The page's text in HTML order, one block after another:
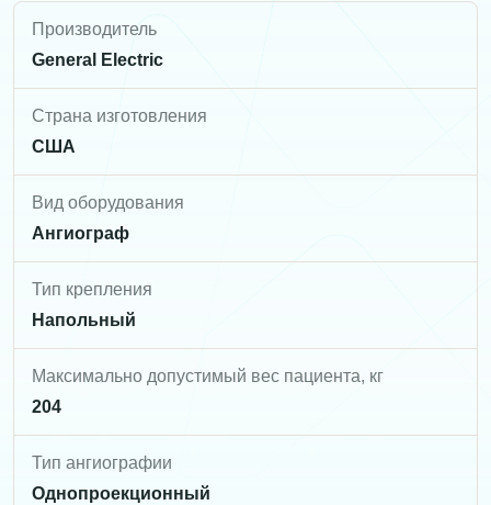
Производитель
General Electric
Страна изготовления
США
Вид оборудования
Ангиограф
Тип крепления
Напольный
Максимально допустимый вес пациента, кг
204
Тип ангиографии
Однопроекционный